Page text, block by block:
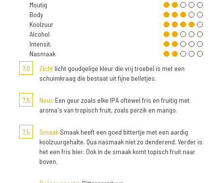
Moutig
Body
Koolzuur
Alcohol
Intensit.
Nasmaak
7,0
Zicht licht goudgelige kleur die vrij troebel is met een
schuimkraag die bestaat uit fijne belletjes.
7,5 Neus Een geur zoals elke IPA oftewel fris en fruitig met
aroma's van tropisch fruit, zoals perzik en mango.
7,5 Smaak Smaak heeft een goed bittertje met een aardig
koolzuurgehalte. Qua nasmaak niet zo denderend. Verder is
het een fris bier. Ook in de smaak komt topisch fruit naar
boven.